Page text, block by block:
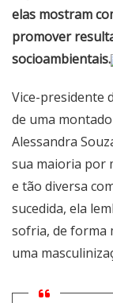
elas mostram
promover
socioambientais.
Vice-presidente
de uma
Alessandra
sua maioria por
e tão diversa
sucedida, ela
sofria, de forma
uma